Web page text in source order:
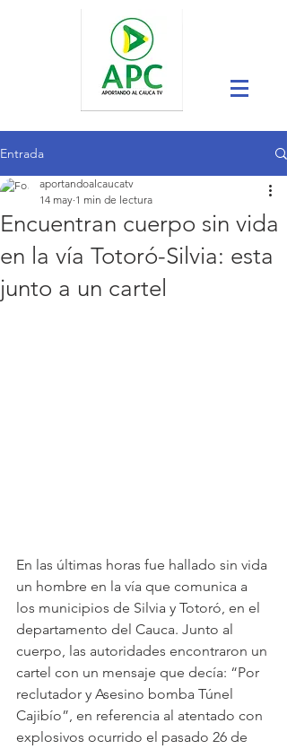
Entrada
Encuentran cuerpo sin vida
en la vía Totoró-Silvia: esta
junto a un cartel
aportandoalcaucatv
14 may 1 min de lectura
En las últimas horas fue hallado sin vida
un hombre en la vía que comunica a
los municipios de Silvia y Totoró, en el
departamento del Cauca. Junto al
cuerpo, las autoridades encontraron un
cartel con un mensaje que decía: “Por
reclutador y Asesino bomba Túnel
Cajibío”, en referencia al atentado con
explosivos ocurrido el pasado 26 de